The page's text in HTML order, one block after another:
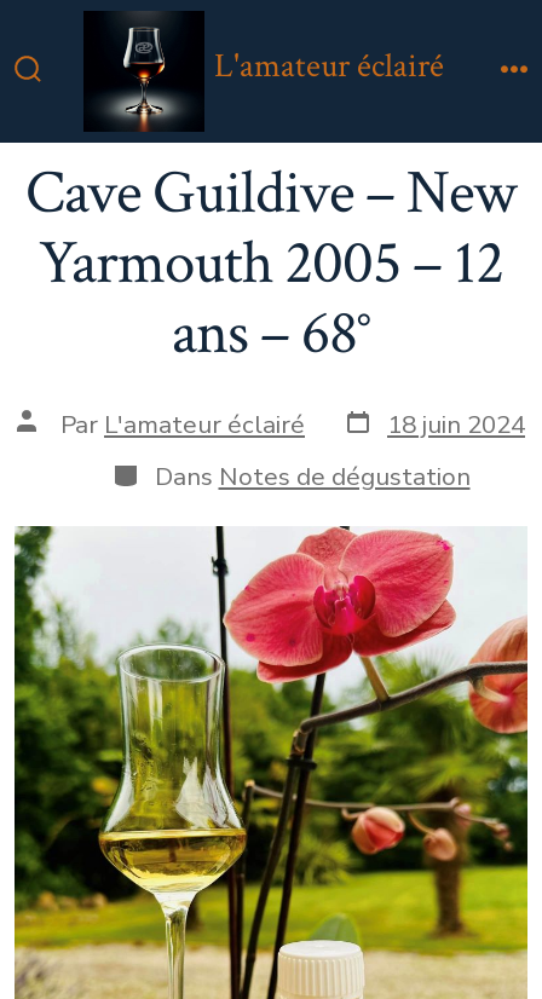
au
Bascule
Rechercher
L'amateur éclairé
Cave Guildive – New
Yarmouth 2005 – 12
ans – 68°
Auteur
publication
Par L'amateur éclairé Date
de
publication
18 juin 2024
Catégories
Dans Notes de dégustation